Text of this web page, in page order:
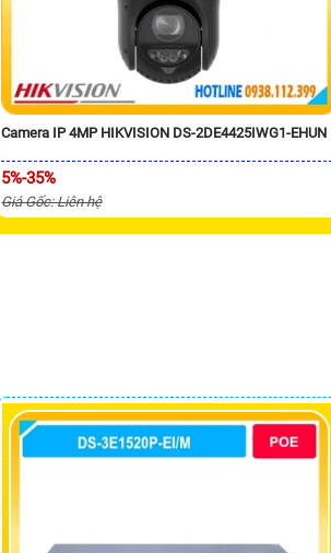
Camera IP 4MP HIKVISION DS-2DE4425IWG1-EHUN
5%-35%
Giá Gốc: Liên hệ